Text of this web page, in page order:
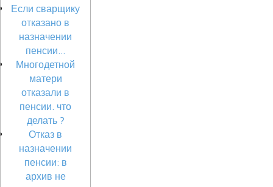
Если сварщику
отказано в
назначении
пенсии...
Многодетной
матери
отказали в
пенсии. что
делать ?
Отказ в
назначении
пенсии: в
архив не